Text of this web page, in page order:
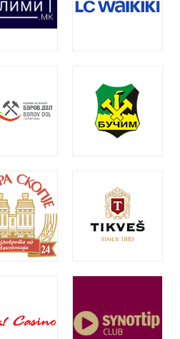
Рекламен материјал ,Пластични